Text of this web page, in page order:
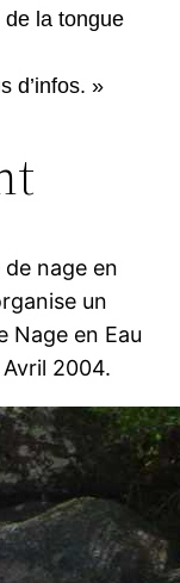
de la tongue
d’infos. »
nage en
un
Nage en Eau
2004.